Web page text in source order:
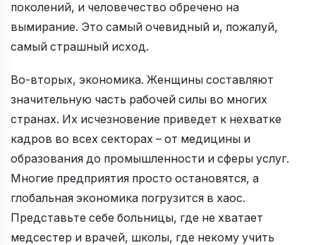
поколений, и человечество обречено на
вымирание. Это самый очевидный и, пожалуй,
самый страшный исход.
Во-вторых, экономика. Женщины составляют
значительную часть рабочей силы во многих
странах. Их исчезновение приведет к нехватке
кадров во всех секторах – от медицины и
образования до промышленности и сферы услуг.
Многие предприятия просто остановятся, а
глобальная экономика погрузится в хаос.
Представьте себе больницы, где не хватает
медсестер и врачей, школы, где некому учить